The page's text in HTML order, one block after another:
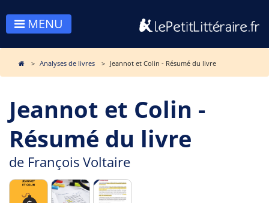
MENU
Analyses de livres Jeannot et Colin - Résumé du livre
Jeannot et Colin -
Résumé du livre
de François Voltaire